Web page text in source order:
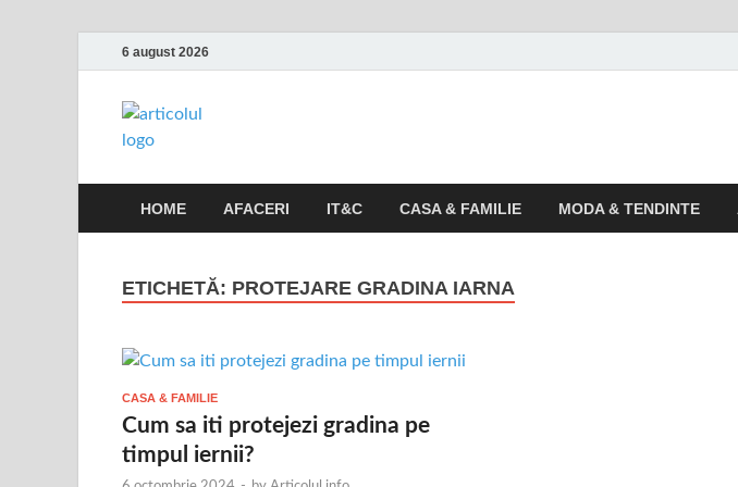
6 august 2026
HOME AFACERI IT&C CASA & FAMILIE MODA & TENDINTE
ETICHETĂ: PROTEJARE GRADINA IARNA
CASA & FAMILIE
Cum sa iti protejezi gradina pe
timpul iernii?